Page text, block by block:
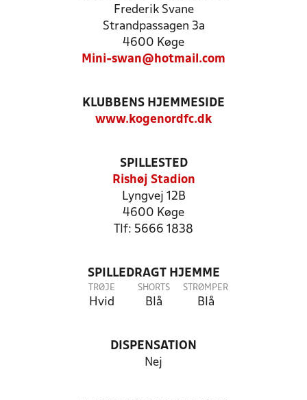
Frederik Svane
Strandpassagen 3a
4600 Køge
Mini-swan@hotmail.com
KLUBBENS HJEMMESIDE
www.kogenordfc.dk
SPILLESTED
Rishøj Stadion
Lyngvej 12B
4600 Køge
Tlf: 5666 1838
SPILLEDRAGT HJEMME
TRØJE
Hvid
SHORTS
Blå
STRØMPER
Blå
DISPENSATION
Nej